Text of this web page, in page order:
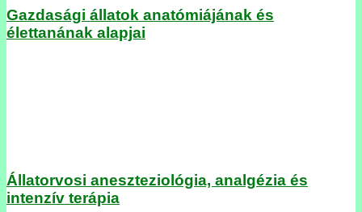
Gazdasági állatok anatómiájának és
élettanának alapjai
Állatorvosi aneszteziológia, analgézia és
intenzív terápia